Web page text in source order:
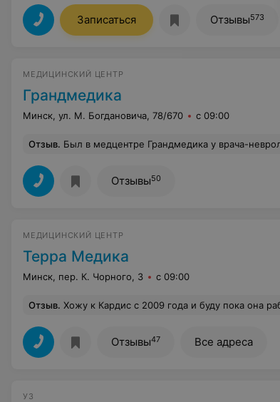
Записаться Отзывы573
МЕДИЦИНСКИЙ ЦЕНТР
Грандмедика
Минск, ул. М. Богдановича, 78/670 с 09:00
Отзыв. Был в медцентре Грандмедика у врача-невролога Ивановой. Врач просто супер,
Отзывы50
МЕДИЦИНСКИЙ ЦЕНТР
Терра Медика
Минск, пер. К. Чорного, 3 с 09:00
Отзыв. Хожу к Кардис с 2009 года и буду пока она
Отзывы47 Все адреса
УЗ